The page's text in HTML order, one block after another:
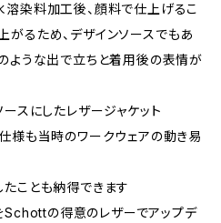
溶染料加工後、顔料で仕上げるこ
がるため、デザインソースでもあ
ような出で立ちと着用後の表情が
スにしたレザージャケット
様も当時のワークウェアの動き易
ことも納得できます
Schottの得意のレザーでアップデ